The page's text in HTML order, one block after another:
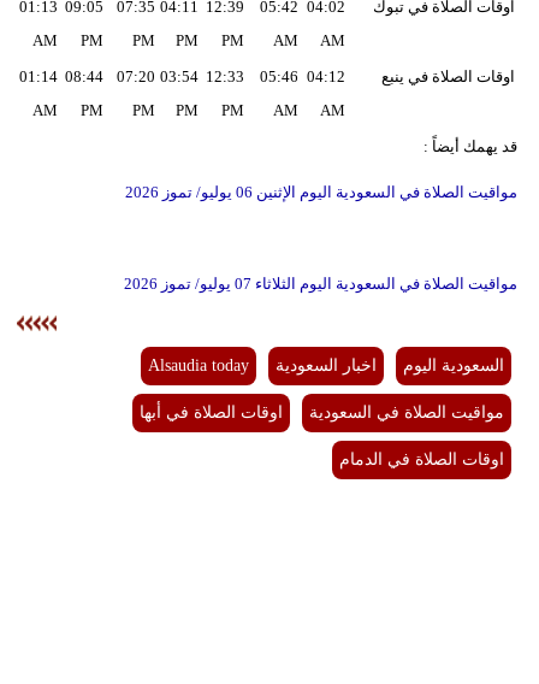
اوقات الصلاة في تبوك
04:02
AM
05:42
AM
12:39
PM
04:11
PM
07:35
PM
09:05
PM
01:13
AM
اوقات الصلاة في ينبع
04:12
AM
05:46
AM
12:33
PM
03:54
PM
07:20
PM
08:44
PM
01:14
AM
قد يهمك أيضاً :
مواقيت الصلاة في السعودية اليوم الإثنين 06 يوليو/ تموز 2026
مواقيت الصلاة في السعودية اليوم الثلاثاء 07 يوليو/ تموز 2026
السعودية اليوم اخبار السعودية Alsaudia today
مواقيت الصلاة في السعودية اوقات الصلاة في أبها
اوقات الصلاة في الدمام